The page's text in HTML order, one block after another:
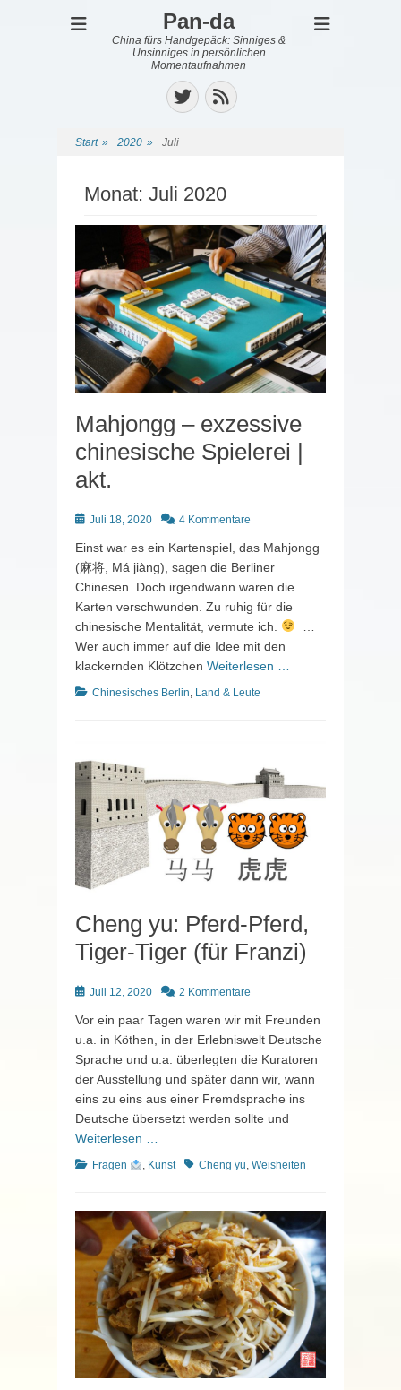
Pan-da
China fürs Handgepäck: Sinniges &
Unsinniges in persönlichen
Momentaufnahmen
Twitter
Feed
Start » 2020 » Juli
Monat: Juli 2020
Mahjongg – exzessive
chinesische Spielerei |
akt.
PostedJuli 18, 2020 4 Kommentare
Einst war es ein Kartenspiel, das Mahjongg
(麻将, Má jiàng), sagen die Berliner
Chinesen. Doch irgendwann waren die
Karten verschwunden. Zu ruhig für die
chinesische Mentalität, vermute ich.
Wer auch immer auf die Idee mit den
klackernden Klötzchen Weiterlesen …
Kategorien
Chinesisches Berlin Land & Leute
Cheng yu: Pferd-Pferd,
Tiger-Tiger (für Franzi)
PostedJuli 12, 2020 2 Kommentare
Vor ein paar Tagen waren wir mit Freunden
u.a. in Köthen, in der Erlebniswelt Deutsche
Sprache und u.a. überlegten die Kuratoren
der Ausstellung und später dann wir, wann
eins zu eins aus einer Fremdsprache ins
Deutsche übersetzt werden sollte und
Weiterlesen …
Kategorien
Fragen , Kunst Schlagworte
Cheng yu, Weisheiten